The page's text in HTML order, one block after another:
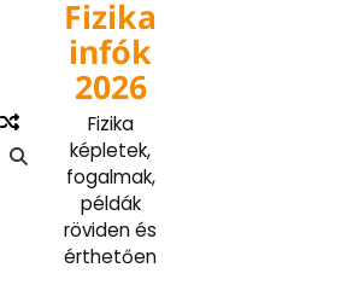
content
Fizika
infók
2026
Fizika
képletek,
fogalmak,
példák
röviden és
érthetően